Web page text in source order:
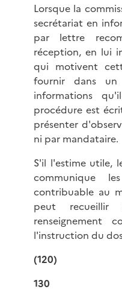
Lorsque la
secrétariat en
par lettre
réception, en lui
qui motivent
fournir dans
informations
procédure est
présenter
ni par mandataire.
S'il l'estime utile,
communique
contribuable au
peut
renseignement
l'instruction du
(120)
130